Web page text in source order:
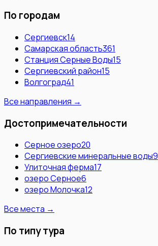
По городам
Сергиевск14
Самарская область361
Станция Серные Воды15
Сергиевский район15
Волгоград41
Все направления →
Достопримечательности
Серное озеро20
Сергиевские минеральные воды9
Улиточная ферма17
озеро Серное6
озеро Молочка12
Все места →
По типу тура